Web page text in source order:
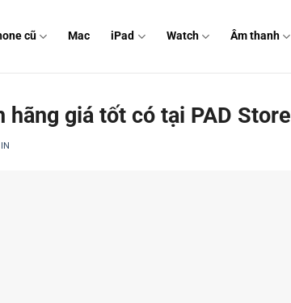
cũ Mac iPad Watch Âm thanh
hãng giá tốt có tại PAD Store